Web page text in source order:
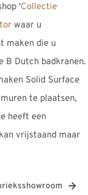
‘Collectie
waar u
maken die u
B Dutchbadkranen.
Solid Surface
te plaatsen,
heeft een
vrijstaand maar